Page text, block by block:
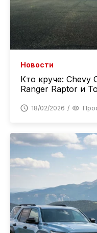
Новости
Кто круче: Chevy
Ranger Raptor и
18/02/2026